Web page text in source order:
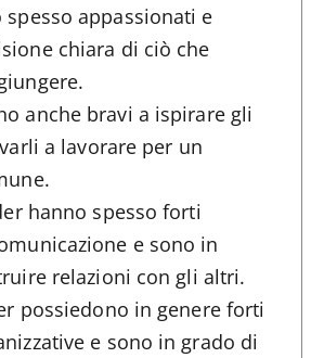
spesso appassionati e
chiara di ciò che
anche bravi a ispirare gli
a lavorare per un
hanno spesso forti
e sono in
relazioni con gli altri.
possiedono in genere forti
e sono in grado di